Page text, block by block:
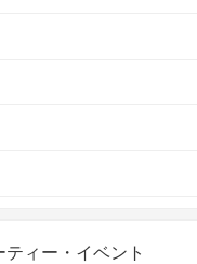
ィー・イベント